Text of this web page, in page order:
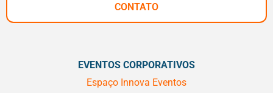
CONTATO
EVENTOS CORPORATIVOS
Espaço Innova Eventos